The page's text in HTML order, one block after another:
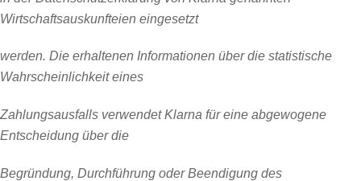
Wirtschaftsauskunfteien eingesetzt
werden. Die erhaltenen Informationen über die statistische
Wahrscheinlichkeit eines
Zahlungsausfalls verwendet Klarna für eine abgewogene
Entscheidung über die
Begründung, Durchführung oder Beendigung des